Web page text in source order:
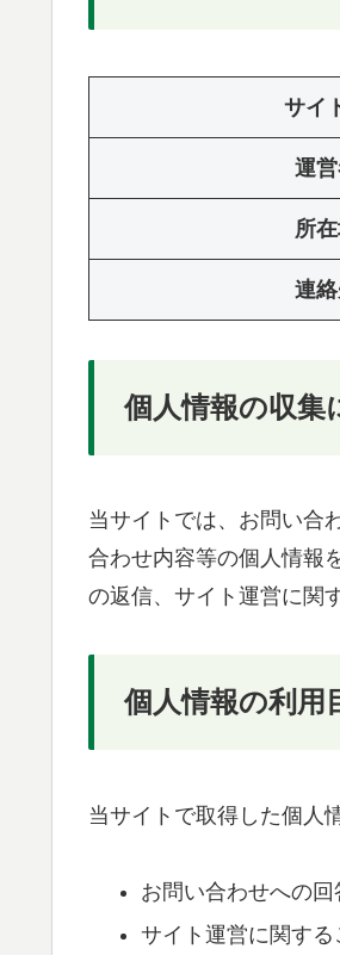
サイ
運
所
連
個人情報の収集
当サイトでは、お問い合
合わせ内容等の個人情報
の返信、サイト運営に関
個人情報の利用
当サイトで取得した個人
お問い合わせへの回
サイト運営に関する